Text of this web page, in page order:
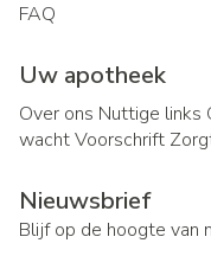
FAQ
Uw apotheek
Over ons Nuttige links
wachtVoorschrift
Nieuwsbrief
Blijf op de hoogte van